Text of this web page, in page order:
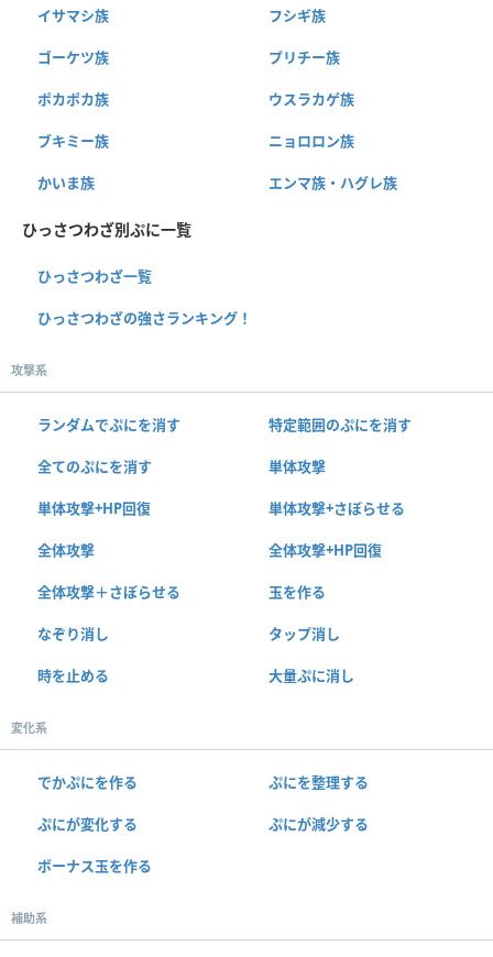
イサマシ族 フシギ族
ゴーケツ族 プリチー族
ポカポカ族 ウスラカゲ族
ブキミー族 ニョロロン族
かいま族 エンマ族・ハグレ族
ひっさつわざ別ぷに一覧
ひっさつわざ一覧
ひっさつわざの強さランキング！
攻撃系
ランダムでぷにを消す 特定範囲のぷにを消す
全てのぷにを消す 単体攻撃
単体攻撃+HP回復 単体攻撃+さぼらせる
全体攻撃 全体攻撃+HP回復
全体攻撃＋さぼらせる 玉を作る
なぞり消し タップ消し
時を止める 大量ぷに消し
変化系
でかぷにを作る ぷにを整理する
ぷにが変化する ぷにが減少する
ボーナス玉を作る
補助系